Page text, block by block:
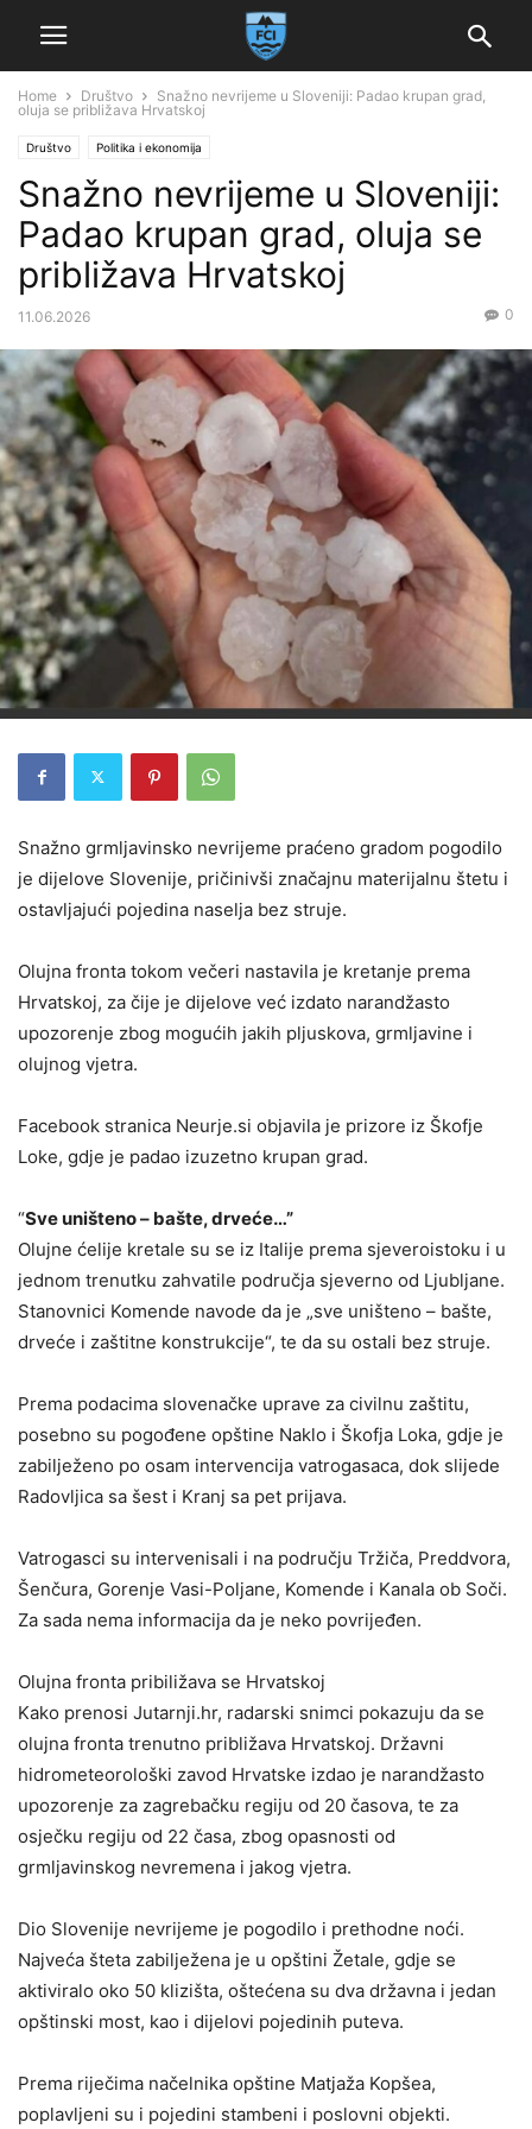
Home Društvo
Snažno nevrijeme u Sloveniji: Padao krupan grad,
oluja se približava Hrvatskoj
Društvo Politika i ekonomija
Snažno nevrijeme u Sloveniji:
Padao krupan grad, oluja se
približava Hrvatskoj
11.06.2026 0
Snažno grmljavinsko nevrijeme praćeno gradom pogodilo
je dijelove Slovenije, pričinivši značajnu materijalnu štetu i
ostavljajući pojedina naselja bez struje.
Olujna fronta tokom večeri nastavila je kretanje prema
Hrvatskoj, za čije je dijelove već izdato narandžasto
upozorenje zbog mogućih jakih pljuskova, grmljavine i
olujnog vjetra.
Facebook stranica Neurje.si objavila je prizore iz Škofje
Loke, gdje je padao izuzetno krupan grad.
“Sve uništeno – bašte, drveće…”
Olujne ćelije kretale su se iz Italije prema sjeveroistoku i u
jednom trenutku zahvatile područja sjeverno od Ljubljane.
Stanovnici Komende navode da je „sve uništeno – bašte,
drveće i zaštitne konstrukcije“, te da su ostali bez struje.
Prema podacima slovenačke uprave za civilnu zaštitu,
posebno su pogođene opštine Naklo i Škofja Loka, gdje je
zabilježeno po osam intervencija vatrogasaca, dok slijede
Radovljica sa šest i Kranj sa pet prijava.
Vatrogasci su intervenisali i na području Tržiča, Preddvora,
Šenčura, Gorenje Vasi-Poljane, Komende i Kanala ob Soči.
Za sada nema informacija da je neko povrijeđen.
Olujna fronta pribiližava se Hrvatskoj
Kako prenosi Jutarnji.hr, radarski snimci pokazuju da se
olujna fronta trenutno približava Hrvatskoj. Državni
hidrometeorološki zavod Hrvatske izdao je narandžasto
upozorenje za zagrebačku regiju od 20 časova, te za
osječku regiju od 22 časa, zbog opasnosti od
grmljavinskog nevremena i jakog vjetra.
Dio Slovenije nevrijeme je pogodilo i prethodne noći.
Najveća šteta zabilježena je u opštini Žetale, gdje se
aktiviralo oko 50 klizišta, oštećena su dva državna i jedan
opštinski most, kao i dijelovi pojedinih puteva.
Prema riječima načelnika opštine Matjaža Kopšea,
poplavljeni su i pojedini stambeni i poslovni objekti.